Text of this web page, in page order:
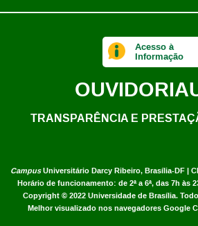
CampusUniversitário Darcy Ribeiro, Brasília-DF |
Horário de funcionamento: de 2ª a 6ª, das 7h às
Copyright © 2022 Universidade de Brasília.
Melhor visualizado nos navegadores Google
Acesso à
Informação
OUVIDORIA
TRANSPARÊNCIA E